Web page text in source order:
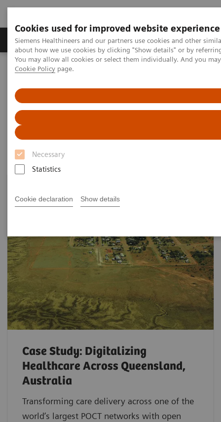
Cookies used for improved website experience
Siemens Healthineers and our partners use cookies and other
about how we use cookies by clicking "Show details" or by
You may allow all cookies or select them individually. And you
Cookie Policy page.
Necessary
Statistics
Cookie declaration Show details
Zobrazovací technika Laboratorní diagnostika
Home Point-of-Care Testing
Informatics: Featured Topics
Case Study: Digitalizing
Healthcare Across Queensland,
Australia
Transforming care delivery across one of the
world’s largest POCT networks with open